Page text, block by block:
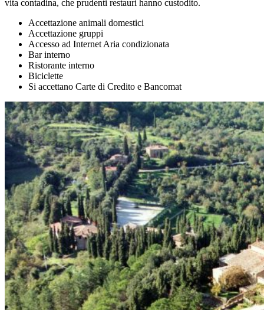
vita contadina, che prudenti restauri hanno custodito.
Accettazione animali domestici
Accettazione gruppi
Accesso ad Internet Aria condizionata
Bar interno
Ristorante interno
Biciclette
Si accettano Carte di Credito e Bancomat